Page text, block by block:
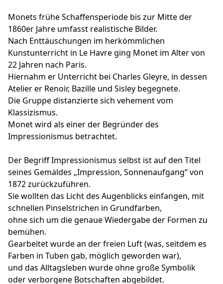
Monets frühe Schaffensperiode bis zur Mitte der
1860er Jahre umfasst realistische Bilder.
Nach Enttäuschungen im herkömmlichen
Kunstunterricht in Le Havre ging Monet im Alter von
22 Jahren nach Paris.
Hiernahm er Unterricht bei Charles Gleyre, in dessen
Atelier er Renoir, Bazille und Sisley begegnete.
Die Gruppe distanzierte sich vehement vom
Klassizismus.
Monet wird als einer der Begründer des
Impressionismus betrachtet.
Der Begriff Impressionismus selbst ist auf den Titel
seines Gemäldes „Impression, Sonnenaufgang“ von
1872 zurückzuführen.
Sie wollten das Licht des Augenblicks einfangen, mit
schnellen Pinselstrichen in Grundfarben,
ohne sich um die genaue Wiedergabe der Formen zu
bemühen.
Gearbeitet wurde an der freien Luft (was, seitdem es
Farben in Tuben gab, möglich geworden war),
und das Alltagsleben wurde ohne große Symbolik
oder verborgene Botschaften abgebildet.